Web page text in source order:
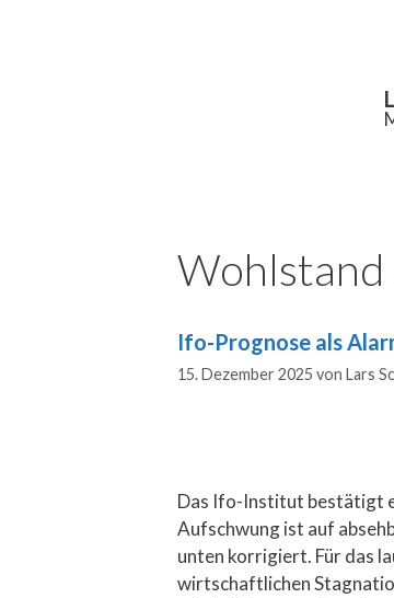
Wohlstand
Ifo-Prognose als
15. Dezember 2025 von Lars
Das Ifo-Institut bestätigt
Aufschwung ist auf
unten korrigiert. Für das
wirtschaftlichen